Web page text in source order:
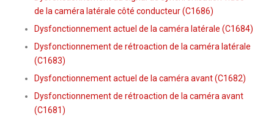
de la caméra latérale côté conducteur (C1686)
Dysfonctionnement actuel de la caméra latérale (C1684)
Dysfonctionnement de rétroaction de la caméra latérale
(C1683)
Dysfonctionnement actuel de la caméra avant (C1682)
Dysfonctionnement de rétroaction de la caméra avant
(C1681)